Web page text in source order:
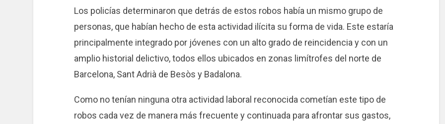
Los policías determinaron que detrás de estos robos había un mismo grupo de
personas, que habían hecho de esta actividad ilícita su forma de vida. Este estaría
principalmente integrado por jóvenes con un alto grado de reincidencia y con un
amplio historial delictivo, todos ellos ubicados en zonas limítrofes del norte de
Barcelona, ​​Sant Adrià de Besòs y Badalona.
Como no tenían ninguna otra actividad laboral reconocida cometían este tipo de
robos cada vez de manera más frecuente y continuada para afrontar sus gastos,